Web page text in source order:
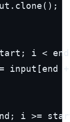
i <
i >=